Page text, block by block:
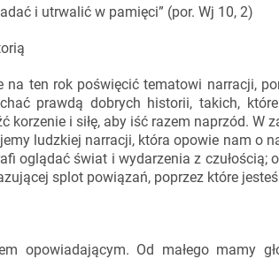
i utrwalić w pamięci” (por. Wj 10, 2)
na ten rok poświęcić tematowi narracji,
prawdą dobrych historii, takich,
korzenie i siłę, aby iść razem naprzód. W
ludzkiej narracji, która opowie nam o
oglądać świat i wydarzenia z czułością;
splot powiązań, poprzez które
opowiadającym. Od małego mamy